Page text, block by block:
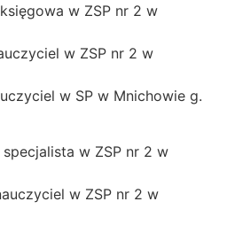
w ZSP nr 2 w
w ZSP nr 2 w
w SP w Mnichowie g.
w ZSP nr 2 w
w ZSP nr 2 w